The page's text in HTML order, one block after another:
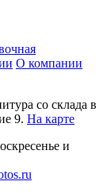
О компании
со склада в
9. На карте
и